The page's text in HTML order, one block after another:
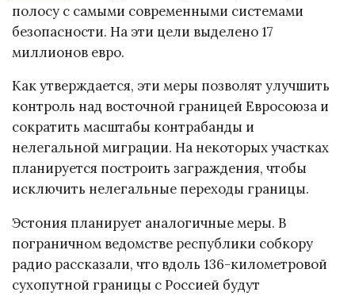
полосу с самыми современными системами
безопасности. На эти цели выделено 17
миллионов евро.
Как утверждается, эти меры позволят улучшить
контроль над восточной границей Евросоюза и
сократить масштабы контрабанды и
нелегальной миграции. На некоторых участках
планируется построить заграждения, чтобы
исключить нелегальные переходы границы.
Эстония планирует аналогичные меры. В
пограничном ведомстве республики собкору
радио рассказали, что вдоль 136-километровой
сухопутной границы с Россией будут